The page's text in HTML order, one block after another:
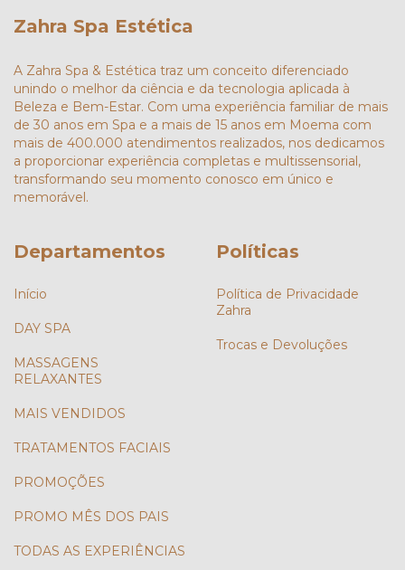
Zahra Spa Estética
A Zahra Spa & Estética traz um conceito diferenciado
unindo o melhor da ciência e da tecnologia aplicada à
Beleza e Bem-Estar. Com uma experiência familiar de mais
de 30 anos em Spa e a mais de 15 anos em Moema com
mais de 400.000 atendimentos realizados, nos dedicamos
a proporcionar experiência completas e multissensorial,
transformando seu momento conosco em único e
memorável.
Departamentos
Início
DAY SPA
MASSAGENS
RELAXANTES
MAIS VENDIDOS
TRATAMENTOS FACIAIS
PROMOÇÕES
PROMO MÊS DOS PAIS
TODAS AS EXPERIÊNCIAS
Políticas
Política de Privacidade
Zahra
Trocas e Devoluções